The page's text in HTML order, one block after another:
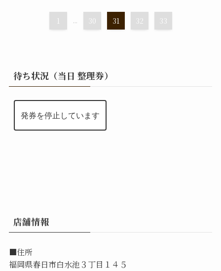
1 ... 30 31 32 33
待ち状況（当日 整理券）
店舗情報
■住所
福岡県春日市白水池３丁目１４５